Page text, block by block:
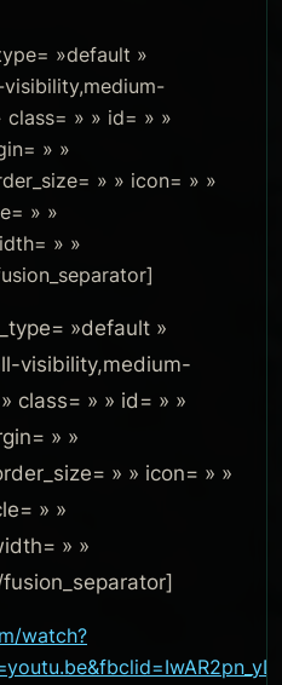
»default »
visibility,medium-
» » id= » »
» »
» » icon= » »
» »
» »
»default »
visibility,medium-
class= » » id= » »
» »
» » icon= » »
» »
» »
watch?